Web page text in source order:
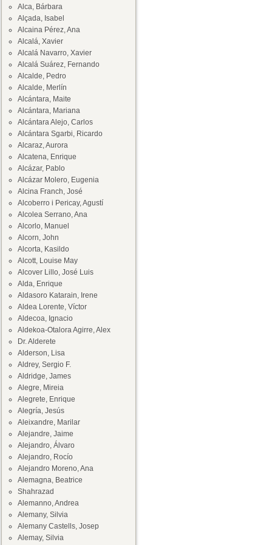
Alca, Bárbara
Alçada, Isabel
Alcaina Pérez, Ana
Alcalá, Xavier
Alcalá Navarro, Xavier
Alcalá Suárez, Fernando
Alcalde, Pedro
Alcalde, Merlín
Alcántara, Maite
Alcántara, Mariana
Alcántara Alejo, Carlos
Alcántara Sgarbi, Ricardo
Alcaraz, Aurora
Alcatena, Enrique
Alcázar, Pablo
Alcázar Molero, Eugenia
Alcina Franch, José
Alcoberro i Pericay, Agustí
Alcolea Serrano, Ana
Alcorlo, Manuel
Alcorn, John
Alcorta, Kasildo
Alcott, Louise May
Alcover Lillo, José Luis
Alda, Enrique
Aldasoro Katarain, Irene
Aldea Lorente, Víctor
Aldecoa, Ignacio
Aldekoa-Otalora Agirre, Alex
Dr. Alderete
Alderson, Lisa
Aldrey, Sergio F.
Aldridge, James
Alegre, Mireia
Alegrete, Enrique
Alegría, Jesús
Aleixandre, Marilar
Alejandre, Jaime
Alejandro, Álvaro
Alejandro, Rocío
Alejandro Moreno, Ana
Alemagna, Beatrice
Shahrazad
Alemanno, Andrea
Alemany, Silvia
Alemany Castells, Josep
Alemay, Silvia